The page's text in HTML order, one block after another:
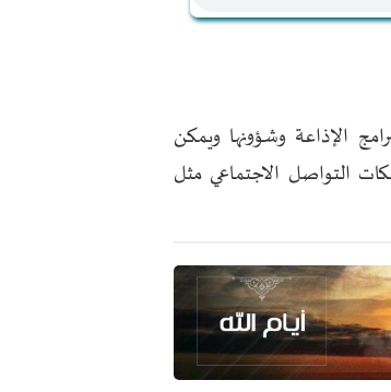
الإذاعة وشؤونها ويمكن
التواصل الاجتماعي مثل